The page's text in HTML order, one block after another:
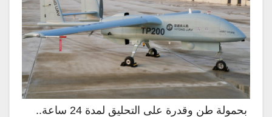
بحمولة طن وقدرة على التحليق لمدة 24 ساعة..